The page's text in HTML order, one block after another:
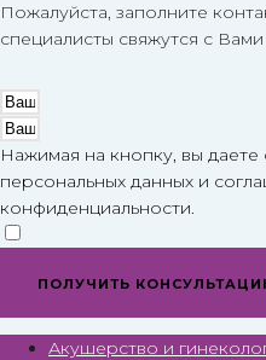
Пожалуйста, заполните
специалисты свяжутся с
Нажимая на кнопку, вы
персональных данных и
конфиденциальности.
ПОЛУЧИТЬ
Акушерство и